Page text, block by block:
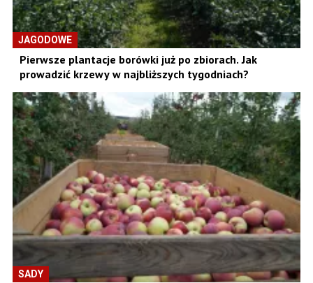
JAGODOWE
Pierwsze plantacje borówki już po zbiorach. Jak
prowadzić krzewy w najbliższych tygodniach?
SADY